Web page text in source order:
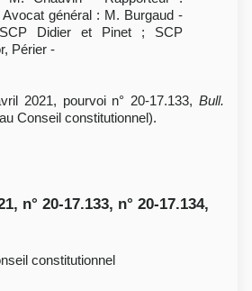
général : M. Burgaud -
Didier et Pinet ; SCP
Périer -
2021, pourvoi n° 20-17.133, Bull.
Conseil constitutionnel).
n° 20-17.133, n° 20-17.134,
constitutionnel